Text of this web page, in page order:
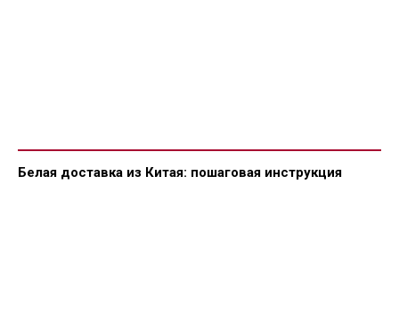
Белая доставка из Китая: пошаговая инструкция